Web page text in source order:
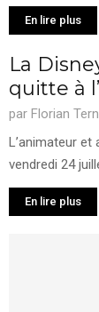
En lire plus
La
quitte à
par Florian
L’animateur et
vendredi 24
En lire plus